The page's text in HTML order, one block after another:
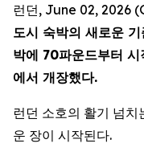
런던, June 02, 2026
도시 숙박의 새로운
박에 70파운드부터
에서 개장했다.
런던 소호의 활기 넘
운 장이 시작된다.